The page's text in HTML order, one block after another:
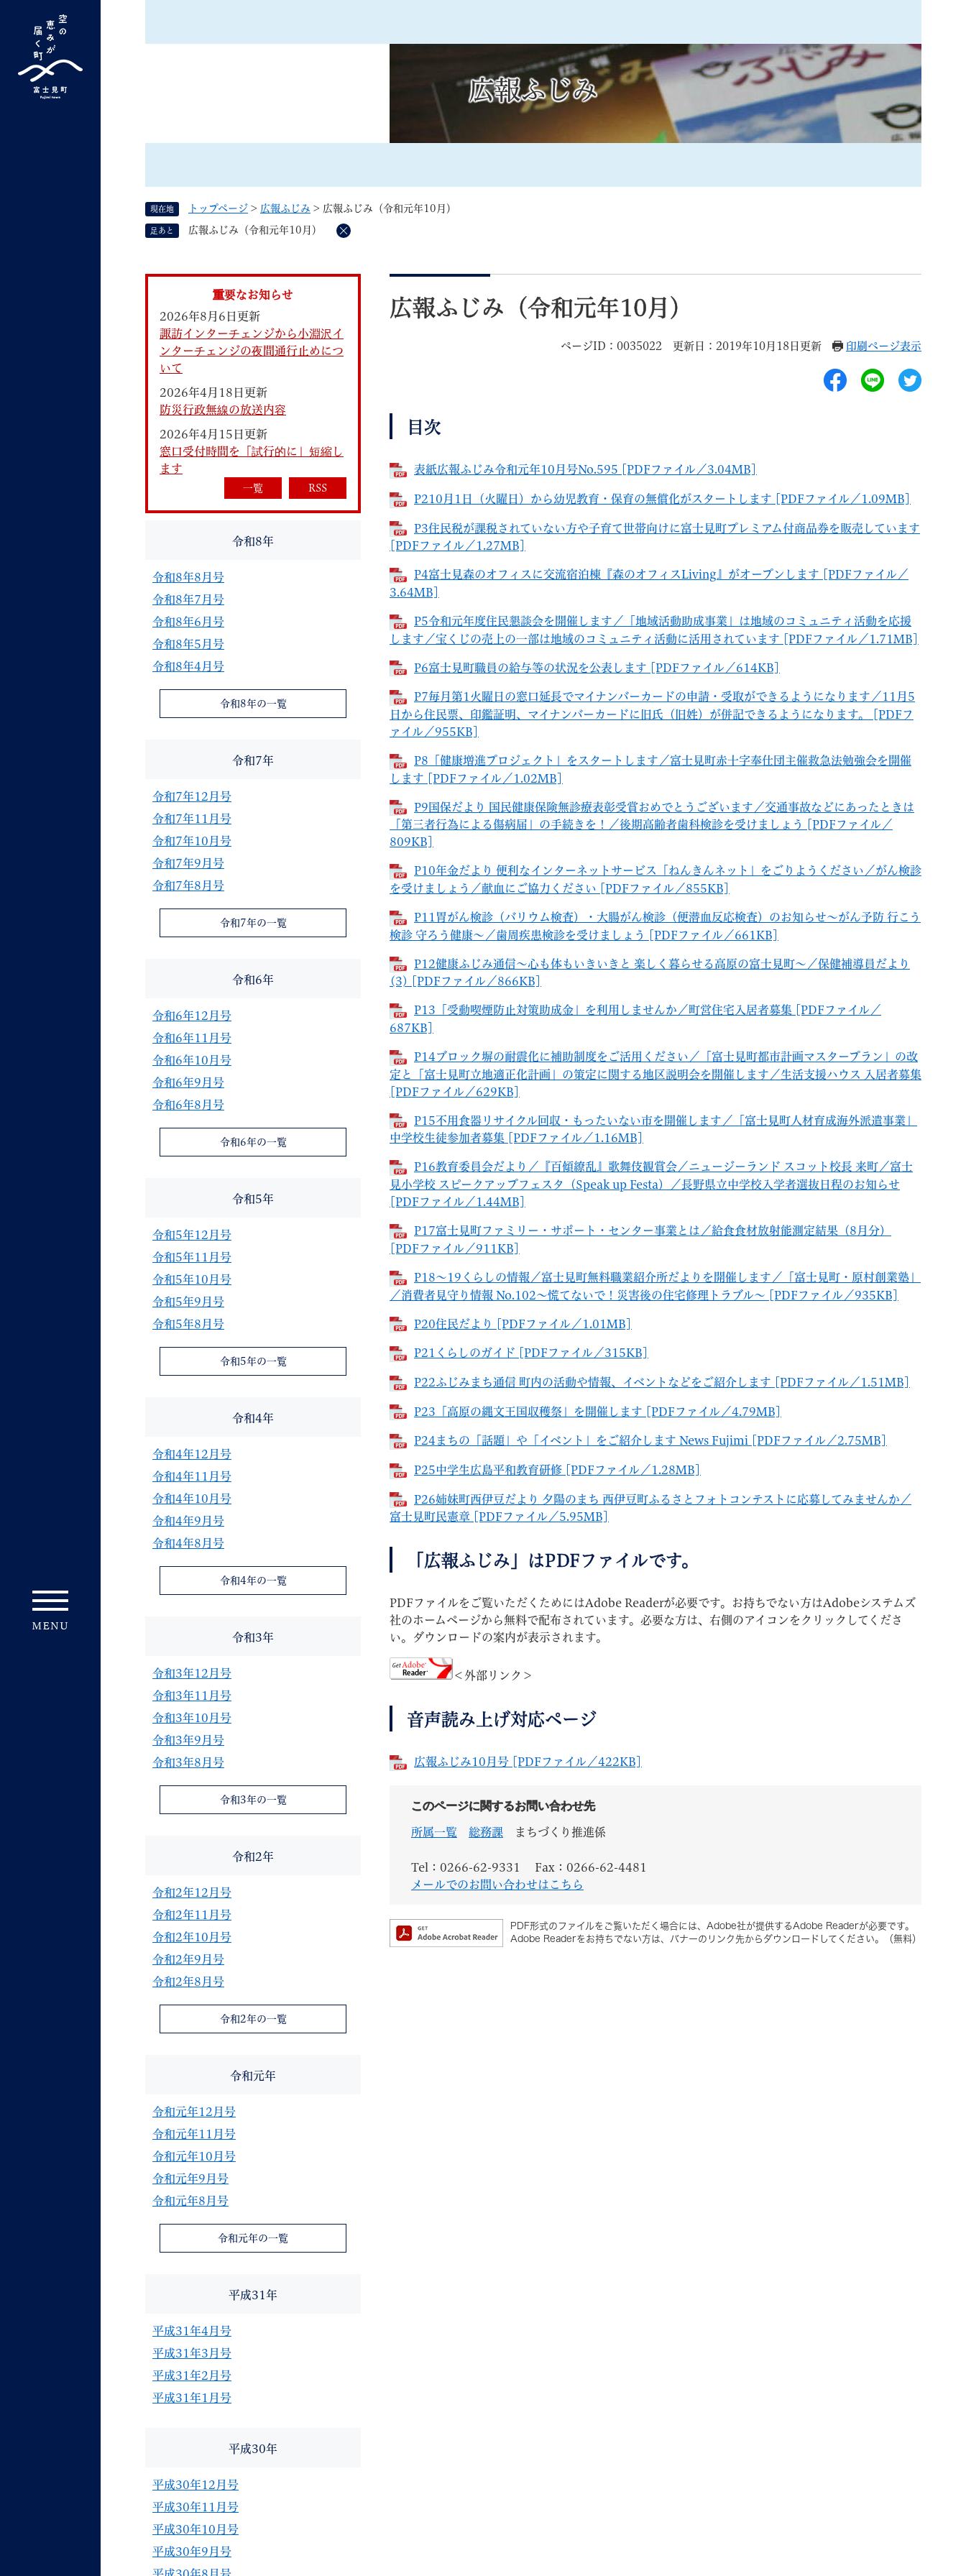
ム
すべて ページ PDF 記事ID検索
特別定額給付金
くらしの情報 しごと・町づくり
組織で探す
妊娠・出産 子育て
音声読み上げ 文字サイズ 標準 拡大
携帯サイト
広報ふじみ
現在地 トップページ > 広報ふじみ > 広報ふじみ（令和元年10月）
足あと 広報ふじみ（令和元年10月）
削
文
広報ふじみ（令和元年10月）
ページID：0035022 更新日：2019年10月18日更新 印刷ページ表示
目次
表紙広報ふじみ令和元年10月号No.595 [PDFファイル／3.04MB]
P210月1日（火曜日）から幼児教育・保育の無償化がスタートします [PDFファイル／1.09MB]
P3住民税が課税されていない方や子育て世帯向けに富士見町プレミアム付商品券を販売しています
[PDFファイル／1.27MB]
P4富士見森のオフィスに交流宿泊棟『森のオフィスLiving』がオープンします [PDFファイル／
3.64MB]
P5令和元年度住民懇談会を開催します／「地域活動助成事業」は地域のコミュニティ活動を応援
します／宝くじの売上の一部は地域のコミュニティ活動に活用されています [PDFファイル／1.71MB]
P6富士見町職員の給与等の状況を公表します [PDFファイル／614KB]
P7毎月第1火曜日の窓口延長でマイナンバーカードの申請・受取ができるようになります／11月5
日から住民票、印鑑証明、マイナンバーカードに旧氏（旧姓）が併記できるようになります。 [PDFフ
ァイル／955KB]
P8「健康増進プロジェクト」をスタートします／富士見町赤十字奉仕団主催救急法勉強会を開催
します [PDFファイル／1.02MB]
P9国保だより 国民健康保険無診療表彰受賞おめでとうございます／交通事故などにあったときは
「第三者行為による傷病届」の手続きを！／後期高齢者歯科検診を受けましょう [PDFファイル／
809KB]
P10年金だより 便利なインターネットサービス「ねんきんネット」をごりようください／がん検診
を受けましょう／献血にご協力ください [PDFファイル／855KB]
P11胃がん検診（バリウム検査）・大腸がん検診（便潜血反応検査）のお知らせ～がん予防 行こう
検診 守ろう健康～／歯周疾患検診を受けましょう [PDFファイル／661KB]
P12健康ふじみ通信～心も体もいきいきと 楽しく暮らせる高原の富士見町～／保健補導員だより
(3) [PDFファイル／866KB]
P13「受動喫煙防止対策助成金」を利用しませんか／町営住宅入居者募集 [PDFファイル／
687KB]
P14ブロック塀の耐震化に補助制度をご活用ください／「富士見町都市計画マスタープラン」の改
定と「富士見町立地適正化計画」の策定に関する地区説明会を開催します／生活支援ハウス 入居者募集
[PDFファイル／629KB]
P15不用食器リサイクル回収・もったいない市を開催します／「富士見町人材育成海外派遣事業」
中学校生徒参加者募集 [PDFファイル／1.16MB]
P16教育委員会だより／『百傾繚乱』歌舞伎観賞会／ニュージーランド スコット校長 来町／富士
見小学校 スピークアップフェスタ（Speak up Festa）／長野県立中学校入学者選抜日程のお知らせ
[PDFファイル／1.44MB]
P17富士見町ファミリー・サポート・センター事業とは／給食食材放射能測定結果（8月分）
[PDFファイル／911KB]
P18～19くらしの情報／富士見町無料職業紹介所だよりを開催します／「富士見町・原村創業塾」
／消費者見守り情報 No.102～慌てないで！災害後の住宅修理トラブル～ [PDFファイル／935KB]
P20住民だより [PDFファイル／1.01MB]
P21くらしのガイド [PDFファイル／315KB]
P22ふじみまち通信 町内の活動や情報、イベントなどをご紹介します [PDFファイル／1.51MB]
P23「高原の縄文王国収穫祭」を開催します [PDFファイル／4.79MB]
P24まちの「話題」や「イベント」をご紹介します News Fujimi [PDFファイル／2.75MB]
P25中学生広島平和教育研修 [PDFファイル／1.28MB]
P26姉妹町西伊豆だより 夕陽のまち 西伊豆町ふるさとフォトコンテストに応募してみませんか／
富士見町民憲章 [PDFファイル／5.95MB]
「広報ふじみ」はPDFファイルです。
PDFファイルをご覧いただくためにはAdobe Readerが必要です。お持ちでない方はAdobeシステムズ
社のホームページから無料で配布されています。必要な方は、右側のアイコンをクリックしてくださ
い。ダウンロードの案内が表示されます。
＜外部リンク＞
音声読み上げ対応ページ
広報ふじみ10月号 [PDFファイル／422KB]
このページに関するお問い合わせ先
所属一覧 総務課 まちづくり推進係
Tel：0266-62-9331
Fax：0266-62-4481
メールでのお問い合わせはこちら
PDF形式のファイルをご覧いただく場合には、Adobe社が提供するAdobe Readerが必要です。
Adobe Readerをお持ちでない方は、バナーのリンク先からダウンロードしてください。（無料）
重要なお知らせ
2026年8月6日更新
諏訪インターチェンジから小淵沢イ
ンターチェンジの夜間通行止めにつ
いて
2026年4月18日更新
防災行政無線の放送内容
2026年4月15日更新
窓口受付時間を「試行的に」短縮し
ます
一覧 RSS
令和8年
令和8年8月号
令和8年7月号
令和8年6月号
令和8年5月号
令和8年4月号
令和8年の一覧
令和7年
令和7年12月号
令和7年11月号
令和7年10月号
令和7年9月号
令和7年8月号
令和7年の一覧
令和6年
令和6年12月号
令和6年11月号
令和6年10月号
令和6年9月号
令和6年8月号
令和6年の一覧
令和5年
令和5年12月号
令和5年11月号
令和5年10月号
令和5年9月号
令和5年8月号
令和5年の一覧
令和4年
令和4年12月号
令和4年11月号
令和4年10月号
令和4年9月号
令和4年8月号
令和4年の一覧
令和3年
令和3年12月号
令和3年11月号
令和3年10月号
令和3年9月号
令和3年8月号
令和3年の一覧
令和2年
令和2年12月号
令和2年11月号
令和2年10月号
令和2年9月号
令和2年8月号
令和2年の一覧
令和元年
令和元年12月号
令和元年11月号
令和元年10月号
令和元年9月号
令和元年8月号
令和元年の一覧
平成31年
平成31年4月号
平成31年3月号
平成31年2月号
平成31年1月号
平成30年
平成30年12月号
平成30年11月号
平成30年10月号
平成30年9月号